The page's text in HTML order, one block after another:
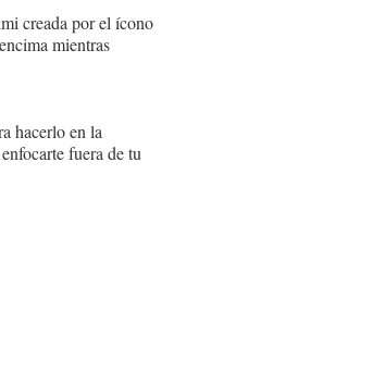
creada por el ícono
mientras
hacerlo en la
fuera de tu